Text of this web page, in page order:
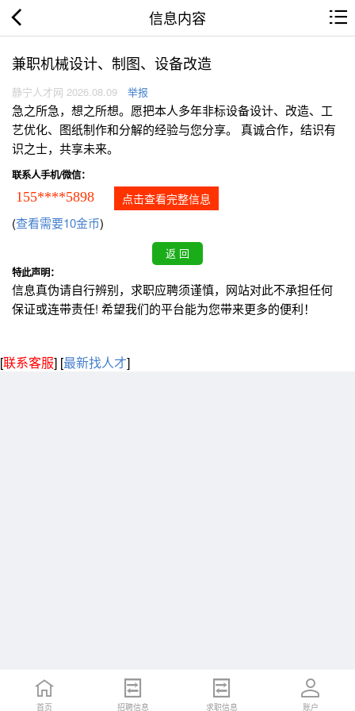
信息内容
兼职机械设计、制图、设备改造
静宁人才网 2026.08.09 举报
急之所急，想之所想。愿把本人多年非标设备设计、改造、工
艺优化、图纸制作和分解的经验与您分享。 真诚合作，结识有
识之士，共享未来。
联系人手机/微信：
155****5898 点击查看完整信息
(查看需要10金币)
特此声明：
信息真伪请自行辨别，求职应聘须谨慎，网站对此不承担任何
保证或连带责任! 希望我们的平台能为您带来更多的便利！
[联系客服] [最新找人才]
首页 招聘信息 求职信息 账户